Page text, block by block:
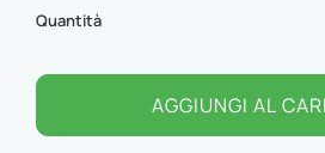
Quantità
AGGIUNGI AL